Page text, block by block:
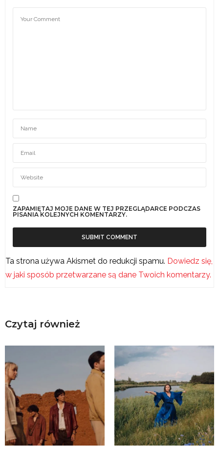
ZAPAMIĘTAJ MOJE DANE W TEJ PRZEGLĄDARCE PODCZAS
PISANIA KOLEJNYCH KOMENTARZY.
Ta strona używa Akismet do redukcji spamu. Dowiedz się,
w jaki sposób przetwarzane są dane Twoich komentarzy.
Czytaj również